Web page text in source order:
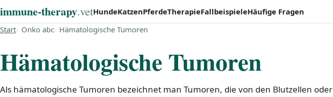
immune‑therapy.vetHundeKatzenPferdeTherapieFallbeispieleHäufige Fragen
Start Onko abc Hämatologische Tumoren
Hämatologische Tumoren
Als hämatologische Tumoren bezeichnet man Tumoren, die von den Blutzellen oder